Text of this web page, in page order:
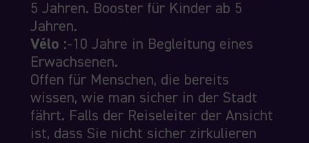
5 Jahren. Booster für Kinder ab 5
Jahren.
Vélo :-10 Jahre in Begleitung eines
Erwachsenen.
Offen für Menschen, die bereits
wissen, wie man sicher in der Stadt
fährt. Falls der Reiseleiter der Ansicht
ist, dass Sie nicht sicher zirkulieren